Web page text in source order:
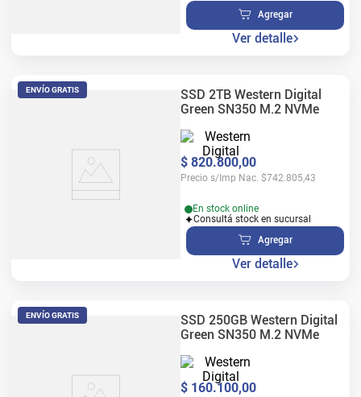
Agregar
Ver detalle
ENVÍO GRATIS
SSD 2TB Western Digital
Green SN350 M.2 NVMe
$ 820.800,00
Precio s/Imp Nac. $742.805,43
En stock online
Consultá stock en sucursal
Agregar
Ver detalle
ENVÍO GRATIS
SSD 250GB Western Digital
Green SN350 M.2 NVMe
$ 160.100,00